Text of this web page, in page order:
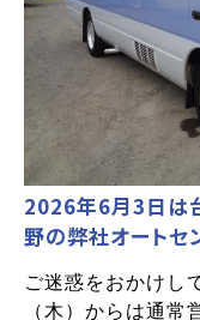
2026年6月3日は
野の弊社オートセ
ご迷惑をおかけし
（木）からは通常